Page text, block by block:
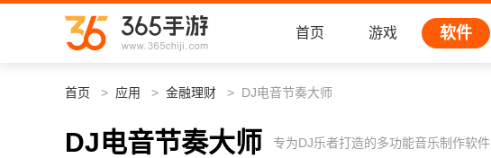
首页 游戏 软件
首页 应用 金融理财 DJ电音节奏大师
DJ电音节奏大师 专为DJ乐者打造的多功能音乐制作软件